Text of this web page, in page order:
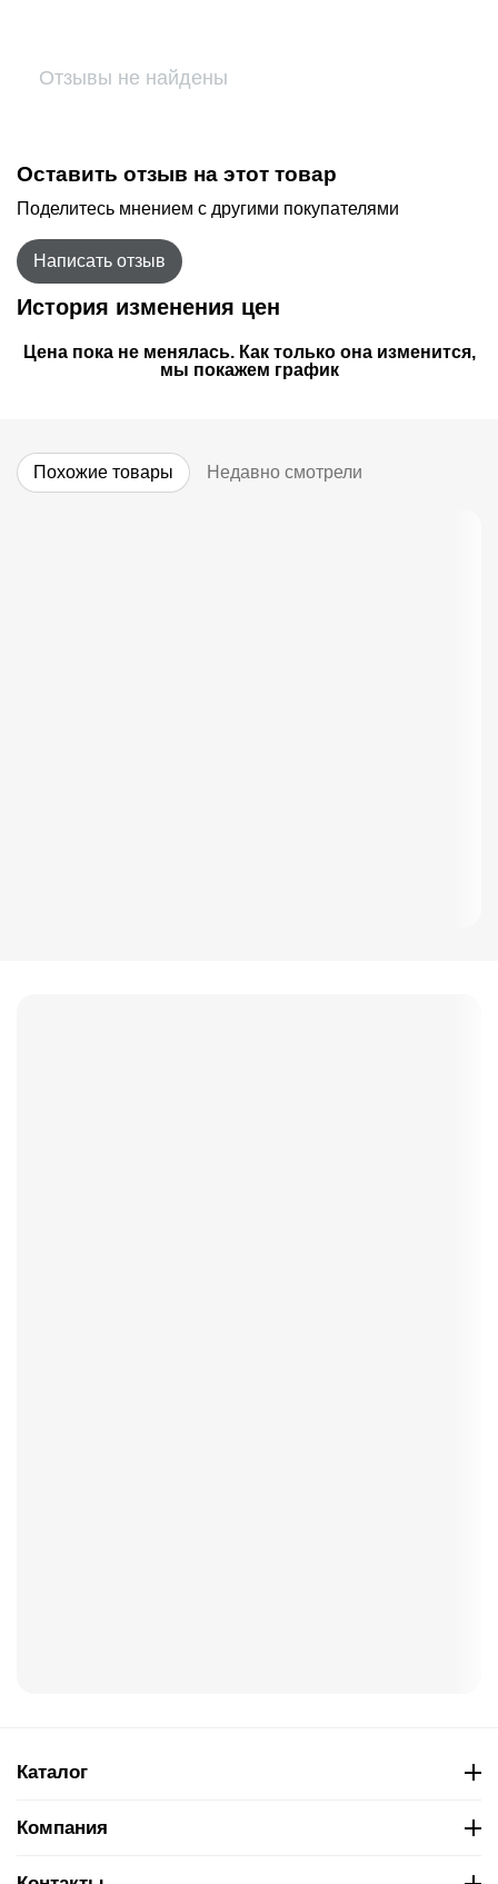
Отзывы не найдены
Оставить отзыв на этот товар
Поделитесь мнением с другими покупателями
Написать отзыв
История изменения цен
Цена пока не менялась. Как только она изменится,
мы покажем график
Похожие товары Недавно смотрели
Каталог
Компания